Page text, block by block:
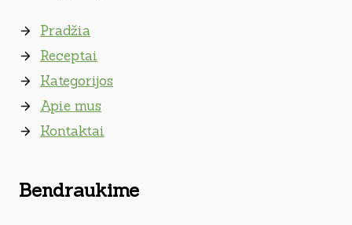
Pradžia
Receptai
Kategorijos
Apie mus
Kontaktai
Bendraukime